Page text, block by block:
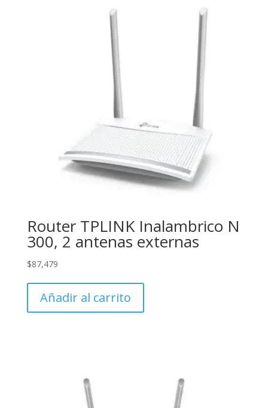
Router TPLINK Inalambrico N
300, 2 antenas externas
$87,479
Añadir al carrito